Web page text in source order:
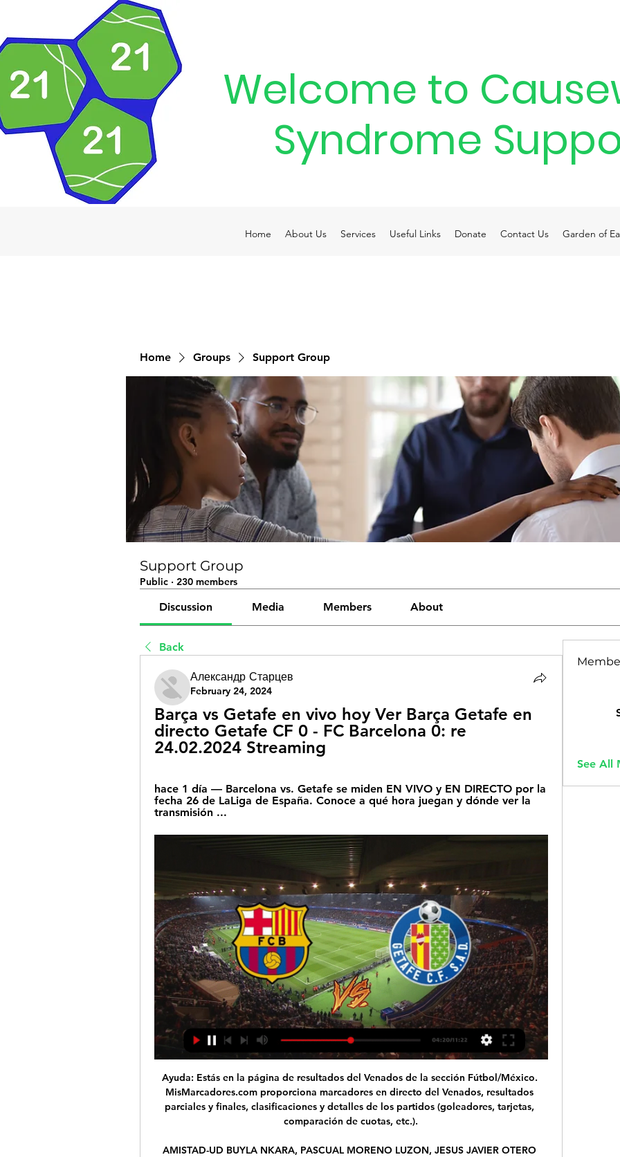
Welcome to
Syndrome
Home About Us Services Useful Links Donate Contact Us Garden of
Home Groups Support Group
Support Group
Public · 230 members
Discussion Media Members About
Back
Александр Старцев
February 24, 2024
Barça vs Getafe en vivo hoy Ver Barça Getafe en
directo Getafe CF 0 - FC Barcelona 0: re
24.02.2024 Streaming
hace 1 día — Barcelona vs. Getafe se miden EN VIVO y EN DIRECTO por la
fecha 26 de LaLiga de España. Conoce a qué hora juegan y dónde ver la
transmisión ...
Ayuda: Estás en la página de resultados del Venados de la sección Fútbol/México.
MisMarcadores.com proporciona marcadores en directo del Venados, resultados
parciales y finales, clasificaciones y detalles de los partidos (goleadores, tarjetas,
comparación de cuotas, etc.).
AMISTAD-UD BUYLA NKARA, PASCUAL MORENO LUZON, JESUS JAVIER OTERO
See All